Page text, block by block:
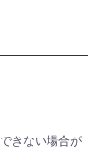
きない場合が